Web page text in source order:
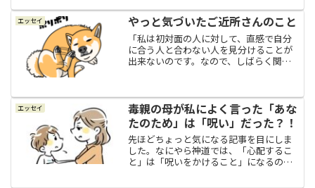
ズを披露してくれまして、感動した...
エッセイ やっと気づいたご近所さんのこと
「私は初対面の人に対して、直感で自分
に合う人と合わない人を見分けることが
出来ないのです。なので、しばらく関わ
たりしたこともあるし、第一印象が良か
った人でも実は自分と合わ...
エッセイ
毒親の母が私によく言った「あな
たのため」は「呪い」だった？！
先ほどちょっと気になる記事を目にしま
した。なにやら神道では、「心配するこ
と」は「呪いをかけること」になるのだ